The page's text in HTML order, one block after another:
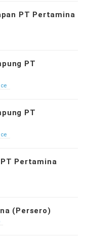
PT Pertamina
PT
PT
Pertamina
(Persero)